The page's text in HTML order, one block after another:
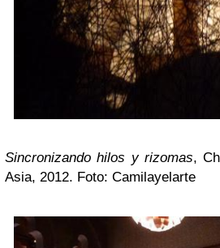
Sincronizando hilos y rizomas,
Asia, 2012. Foto: Camilayelarte